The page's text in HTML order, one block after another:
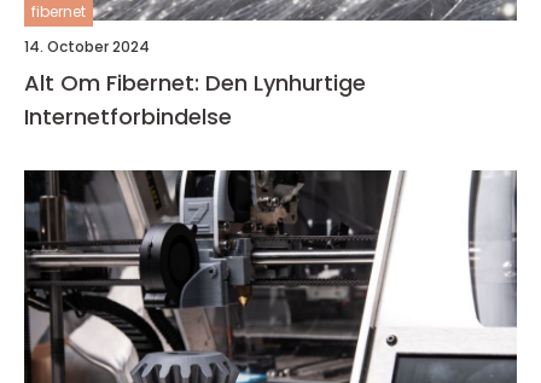
fibernet
14. October 2024
Alt Om Fibernet: Den Lynhurtige
Internetforbindelse